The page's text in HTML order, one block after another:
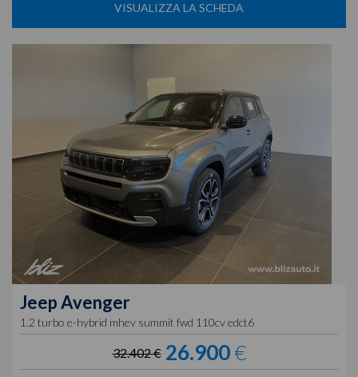
VISUALIZZA LA SCHEDA
JeepAvenger
1.2 turbo e-hybrid mhev summit fwd 110cv edct6
32.402 € 26.900€